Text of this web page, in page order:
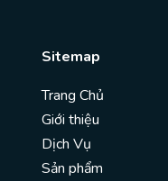
Sitemap
Trang Chủ
Giới thiệu
Dịch Vụ
Sản phẩm